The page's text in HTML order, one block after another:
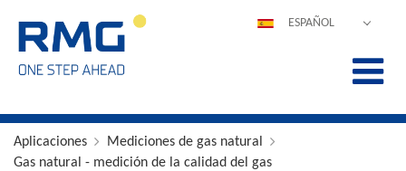
ESPAÑOL
Aplicaciones
Mediciones de gas natural
Gas natural - medición de la calidad del gas